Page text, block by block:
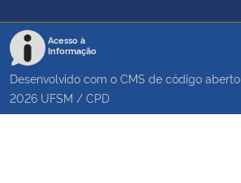
Acesso à
Informação
Desenvolvido com o CMS de código aberto
2026 UFSM / CPD